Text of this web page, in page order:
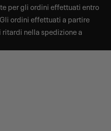
per gli ordini effettuati entro
ordini effettuati a partire
nella spedizione a